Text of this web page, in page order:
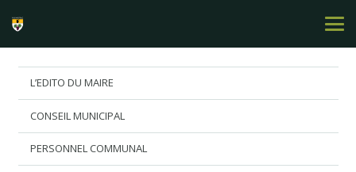
L’EDITO DU MAIRE
CONSEIL MUNICIPAL
PERSONNEL COMMUNAL